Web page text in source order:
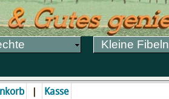
Kleine Fibeln
| Kasse